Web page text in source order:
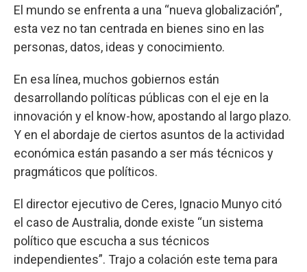
El mundo se enfrenta a una “nueva globalización”,
esta vez no tan centrada en bienes sino en las
personas, datos, ideas y conocimiento.
En esa línea, muchos gobiernos están
desarrollando políticas públicas con el eje en la
innovación y el know-how, apostando al largo plazo.
Y en el abordaje de ciertos asuntos de la actividad
económica están pasando a ser más técnicos y
pragmáticos que políticos.
El director ejecutivo de Ceres, Ignacio Munyo citó
el caso de Australia, donde existe “un sistema
político que escucha a sus técnicos
independientes”. Trajo a colación este tema para